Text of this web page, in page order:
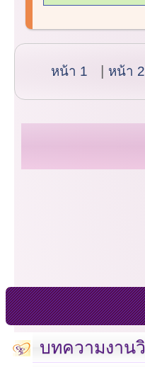
หน้า 1 หน้า 2
บทความงาน